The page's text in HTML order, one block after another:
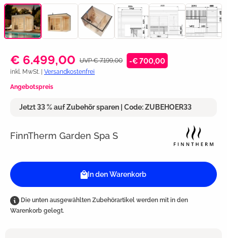
€ 6.499,00 UVP € 7.199,00 -€ 700,00
inkl. MwSt. | Versandkostenfrei
Angebotspreis
Jetzt 33 % auf Zubehör sparen | Code: ZUBEHOER33
FinnTherm Garden Spa S
In den Warenkorb
Die unten ausgewählten Zubehörartikel werden mit in den
Warenkorb gelegt.